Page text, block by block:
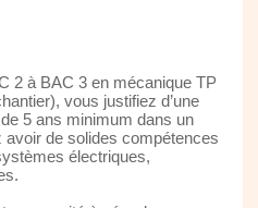
2 à BAC 3 en mécanique TP
vous justifiez d’une
5 ans minimum dans un
de solides compétences
électriques,